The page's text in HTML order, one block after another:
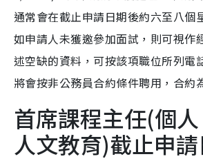
通常會在截止申請日期後約六至八個
如申請人未獲邀參加面試，則可視作
述空缺的資料，可按該項職位所列電
將會按非公務員合約條件聘用，合約
首席課程主任(個
人文教育)截止申